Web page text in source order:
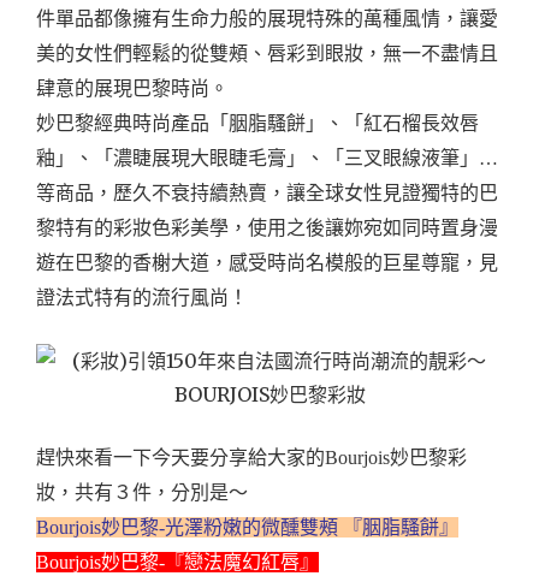
件單品都像擁有生命力般的展現特殊的萬種風情，讓愛
美的女性們輕鬆的從雙頰、唇彩到眼妝，無一不盡情且
肆意的展現巴黎時尚。
妙巴黎經典時尚產品「胭脂騷餅」、「紅石榴長效唇
釉」、「濃睫展現大眼睫毛膏」、「三叉眼線液筆」…
等商品，歷久不衰持續熱賣，讓全球女性見證獨特的巴
黎特有的彩妝色彩美學，使用之後讓妳宛如同時置身漫
遊在巴黎的香榭大道，感受時尚名模般的巨星尊寵，見
證法式特有的流行風尚！
趕快來看一下今天要分享給大家的Bourjois妙巴黎彩
妝，共有３件，分別是～
Bourjois妙巴黎-光澤粉嫩的微醺雙頰 『胭脂騷餅』
Bourjois妙巴黎-『戀法魔幻紅唇』